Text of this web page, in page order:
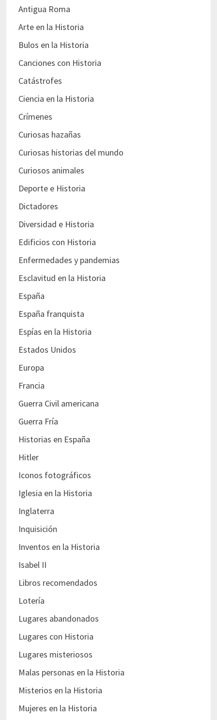
Antigua Roma
Arte en la Historia
Bulos en la Historia
Canciones con Historia
Catástrofes
Ciencia en la Historia
Crímenes
Curiosas hazañas
Curiosas historias del mundo
Curiosos animales
Deporte e Historia
Dictadores
Diversidad e Historia
Edificios con Historia
Enfermedades y pandemias
Esclavitud en la Historia
España
España franquista
Espías en la Historia
Estados Unidos
Europa
Francia
Guerra Civil americana
Guerra Fría
Historias en España
Hitler
Iconos fotográficos
Iglesia en la Historia
Inglaterra
Inquisición
Inventos en la Historia
Isabel II
Libros recomendados
Lotería
Lugares abandonados
Lugares con Historia
Lugares misteriosos
Malas personas en la Historia
Misterios en la Historia
Mujeres en la Historia